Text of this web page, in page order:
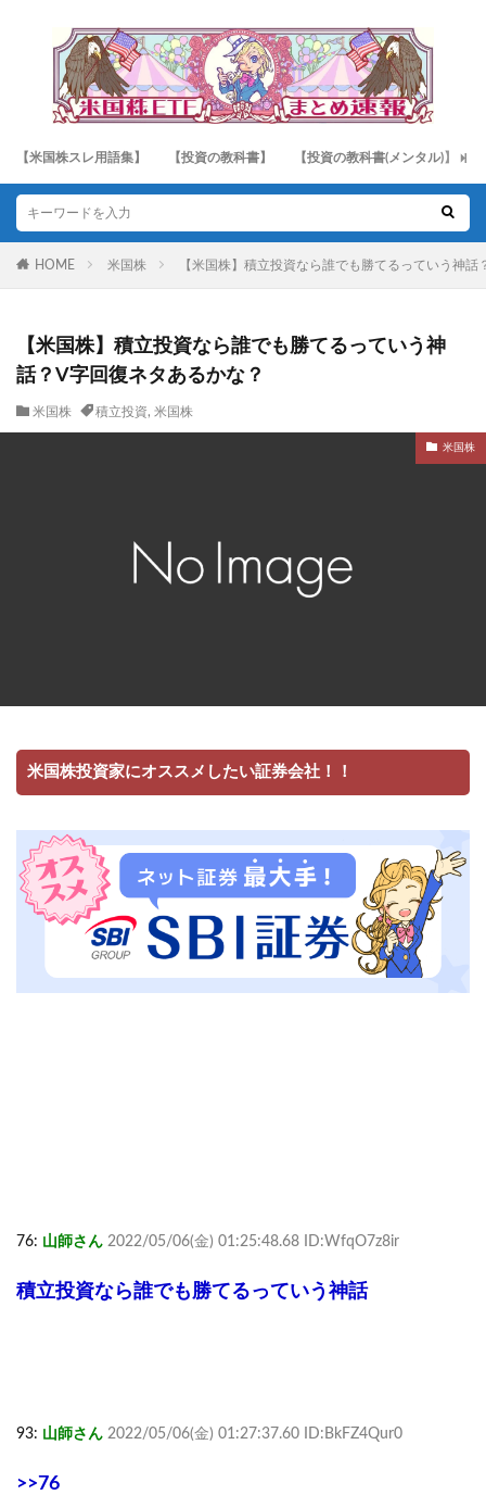
【米国株スレ用語集】 【投資の教科書】 【投資の教科書(メンタル)】
HOME 米国株 【米国株】積立投資なら誰でも勝てるっていう神話
【米国株】積立投資なら誰でも勝てるっていう神
話？V字回復ネタあるかな？
米国株 積立投資, 米国株
米国株
米国株投資家にオススメしたい証券会社！！
76: 山師さん 2022/05/06(金) 01:25:48.68 ID:WfqO7z8ir
積立投資なら誰でも勝てるっていう神話
93: 山師さん 2022/05/06(金) 01:27:37.60 ID:BkFZ4Qur0
>>76